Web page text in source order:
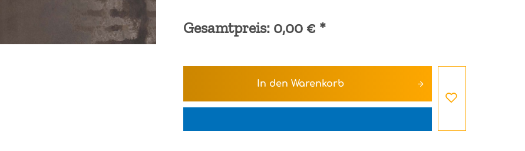
Gesamtpreis: 0,00 € *
In den Warenkorb